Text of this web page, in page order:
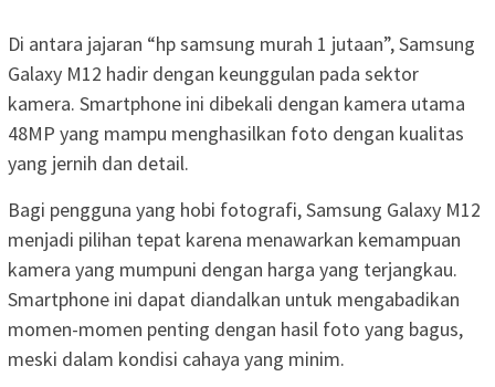
Di antara jajaran “hp samsung murah 1 jutaan”, Samsung
Galaxy M12 hadir dengan keunggulan pada sektor
kamera. Smartphone ini dibekali dengan kamera utama
48MP yang mampu menghasilkan foto dengan kualitas
yang jernih dan detail.
Bagi pengguna yang hobi fotografi, Samsung Galaxy M12
menjadi pilihan tepat karena menawarkan kemampuan
kamera yang mumpuni dengan harga yang terjangkau.
Smartphone ini dapat diandalkan untuk mengabadikan
momen-momen penting dengan hasil foto yang bagus,
meski dalam kondisi cahaya yang minim.